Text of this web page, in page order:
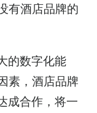
有酒店品牌的
的数字化能
素，酒店品牌
成合作，将一